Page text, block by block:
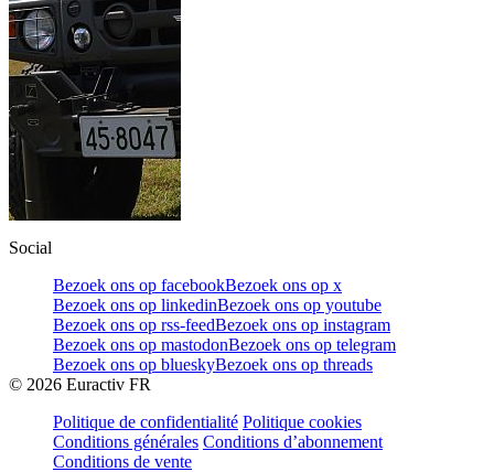
Social
Bezoek ons op facebookBezoek ons op x
Bezoek ons op linkedinBezoek ons op youtube
Bezoek ons op rss-feedBezoek ons op instagram
Bezoek ons op mastodonBezoek ons op telegram
Bezoek ons op blueskyBezoek ons op threads
© 2026 Euractiv FR
Politique de confidentialité Politique cookies
Conditions générales Conditions d’abonnement
Conditions de vente